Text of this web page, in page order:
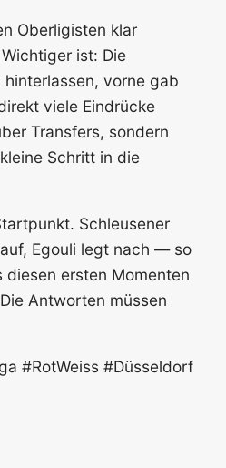
Oberligisten klar
ist: Die
vorne gab
viele Eindrücke
Transfers, sondern
Schritt in die
Schleusener
Egouli legt nach — so
ersten Momenten
Antworten müssen
#RotWeiss #Düsseldorf